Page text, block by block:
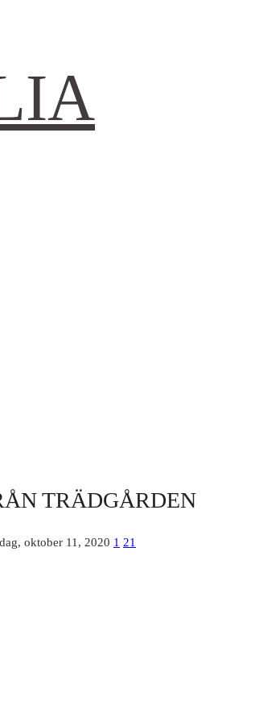
TRÄDGÅRDEN
oktober 11, 2020 1 21